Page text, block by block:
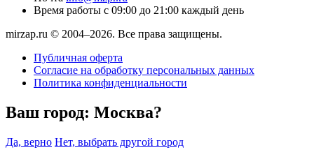
Время работы с 09:00 до 21:00 каждый день
mirzap.ru © 2004–2026. Все права защищены.
Публичная оферта
Согласие на обработку персональных данных
Политика конфиденциальности
Ваш город: Москва?
Да, верно Нет, выбрать другой город